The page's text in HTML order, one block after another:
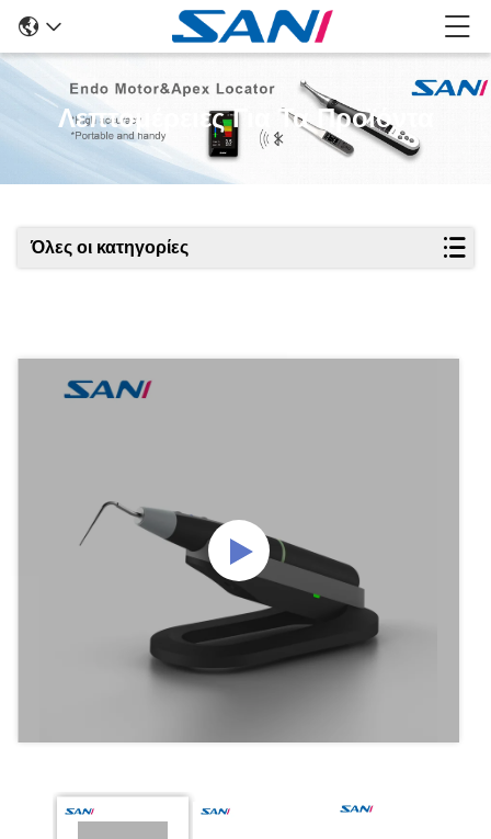
Λεπτομέρειες Για Τα Προϊόντα
Όλες οι κατηγορίες